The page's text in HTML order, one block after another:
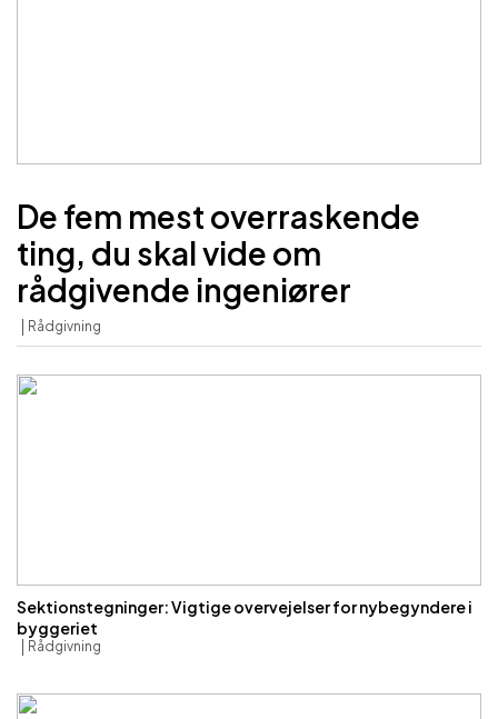
De fem mest overraskende
ting, du skal vide om
rådgivende ingeniører
Rådgivning
Sektionstegninger: Vigtige overvejelser for nybegyndere i
byggeriet
Rådgivning